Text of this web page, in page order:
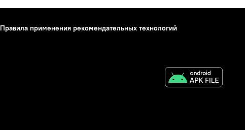
Правила применения рекомендательных технологий